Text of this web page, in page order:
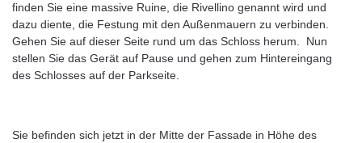
finden Sie eine massive Ruine, die Rivellino genannt wird und
dazu diente, die Festung mit den Außenmauern zu verbinden.
Gehen Sie auf dieser Seite rund um das Schloss herum. Nun
stellen Sie das Gerät auf Pause und gehen zum Hintereingang
des Schlosses auf der Parkseite.
Sie befinden sich jetzt in der Mitte der Fassade in Höhe des